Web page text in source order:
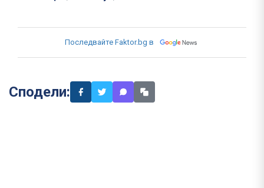
Последвайте Faktor.bg в
Сподели: